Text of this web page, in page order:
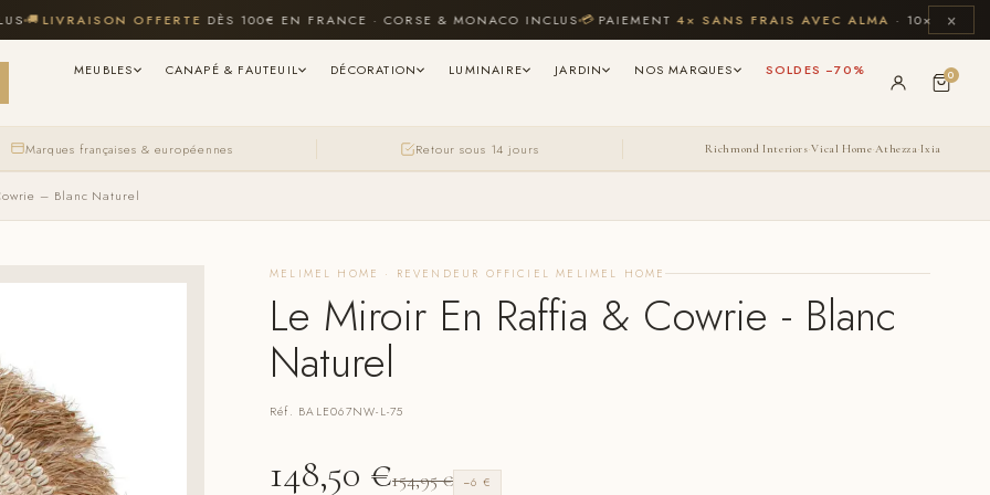
LIVRAISON OFFERTEDÈS 100€ EN FRANCE · CORSE & MONACO INCLUS 💳PAIEMENT4× SANS FRAIS AVEC ALMA · 10× CB JUSQU'À
×
MEUBLES CANAPÉ & FAUTEUIL DÉCORATION LUMINAIRE JARDIN NOS MARQUES SOLDES −70% 0
Marques françaises & européennes Retour sous 14 jours Richmond Interiors·Vical Home· Athezza · Ixia
– Blanc Naturel
MELIMEL HOME · REVENDEUR OFFICIEL MELIMEL HOME
Le Miroir En Raffia & Cowrie - Blanc
Naturel
Réf. BALE067NW-L-75
148,50 €154,95€ −6 €